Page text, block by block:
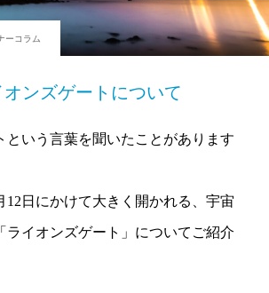
ーコラム
ンズゲートについて
という言葉を聞いたことがあります
12日にかけて大きく開かれる、宇宙
ライオンズゲート」についてご紹介